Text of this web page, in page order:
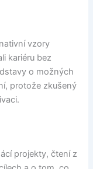
vzory
kariéru bez
o možných
protože zkušený
projekty, čtení z